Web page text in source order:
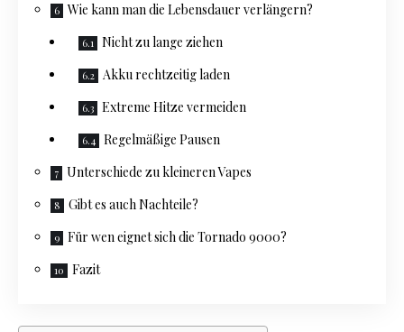
Wie kann man die Lebensdauer verlängern?
Nicht zu lange ziehen
Akku rechtzeitig laden
Extreme Hitze vermeiden
Regelmäßige Pausen
Unterschiede zu kleineren Vapes
Gibt es auch Nachteile?
Für wen eignet sich die Tornado 9000?
Fazit